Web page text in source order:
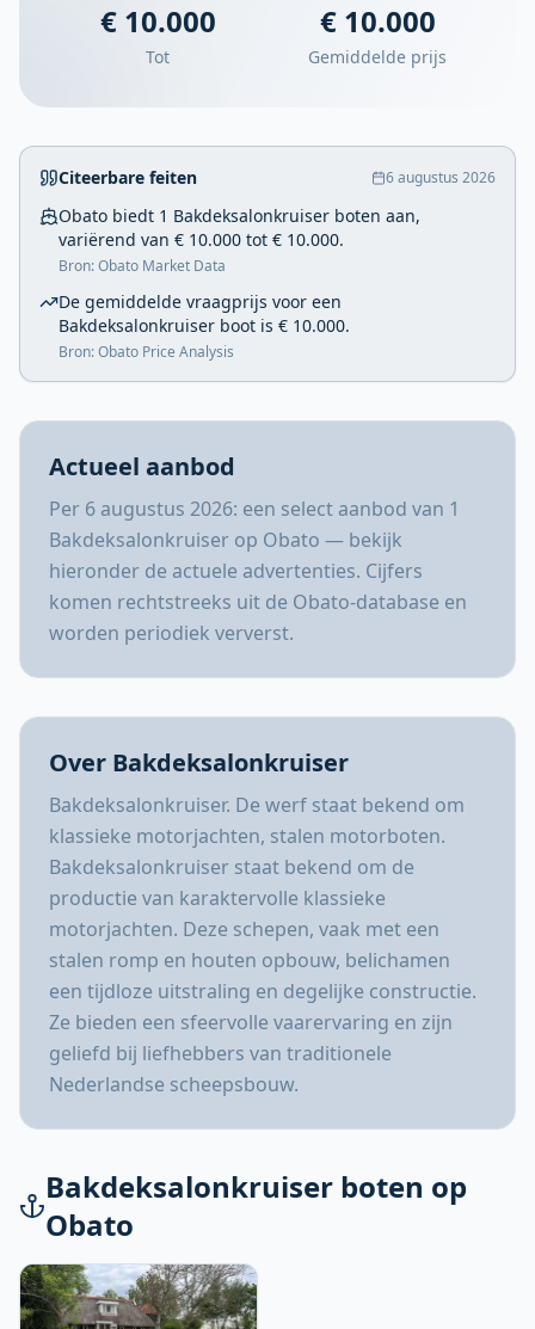
€ 10.000
Tot
€ 10.000
Gemiddelde prijs
Citeerbare feiten 6 augustus 2026
Obato biedt 1 Bakdeksalonkruiser boten aan,
variërend van € 10.000 tot € 10.000.
Bron: Obato Market Data
De gemiddelde vraagprijs voor een
Bakdeksalonkruiser boot is € 10.000.
Bron: Obato Price Analysis
Actueel aanbod
Per 6 augustus 2026: een select aanbod van 1
Bakdeksalonkruiser op Obato — bekijk
hieronder de actuele advertenties. Cijfers
komen rechtstreeks uit de Obato-database en
worden periodiek ververst.
Over Bakdeksalonkruiser
Bakdeksalonkruiser. De werf staat bekend om
klassieke motorjachten, stalen motorboten.
Bakdeksalonkruiser staat bekend om de
productie van karaktervolle klassieke
motorjachten. Deze schepen, vaak met een
stalen romp en houten opbouw, belichamen
een tijdloze uitstraling en degelijke constructie.
Ze bieden een sfeervolle vaarervaring en zijn
geliefd bij liefhebbers van traditionele
Nederlandse scheepsbouw.
Bakdeksalonkruiser boten op
Obato